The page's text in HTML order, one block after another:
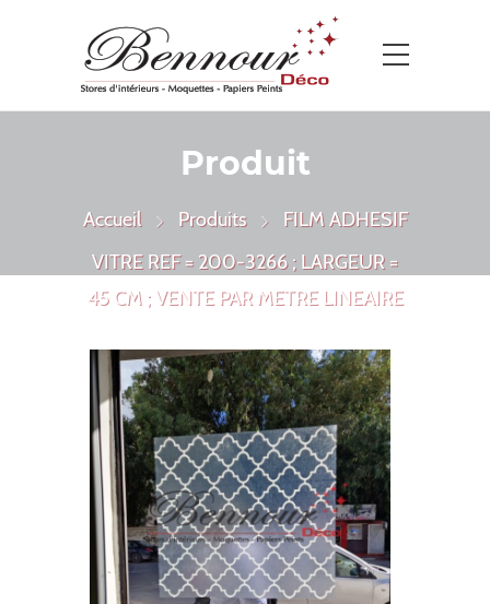
Produit
Accueil Produits
FILM ADHESIF
VITRE REF = 200-3266 ; LARGEUR =
45 CM ; VENTE PAR METRE LINEAIRE